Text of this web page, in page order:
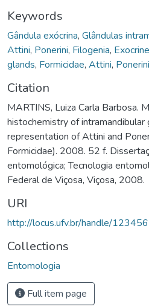
Keywords
Gândula exócrina, Glândulas
Attini, Ponerini, Filogenia,
glands, Formicidae, Attini, Ponerini
Citation
MARTINS, Luiza Carla Barbosa.
histochemistry of intramandibular
representation of Attini and
Formicidae). 2008. 52 f.
entomológica; Tecnologia
Federal de Viçosa, Viçosa, 2008.
URI
http://locus.ufv.br/handle/
Collections
Entomologia
Full item page